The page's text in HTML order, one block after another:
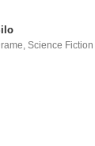
,Science Fiction